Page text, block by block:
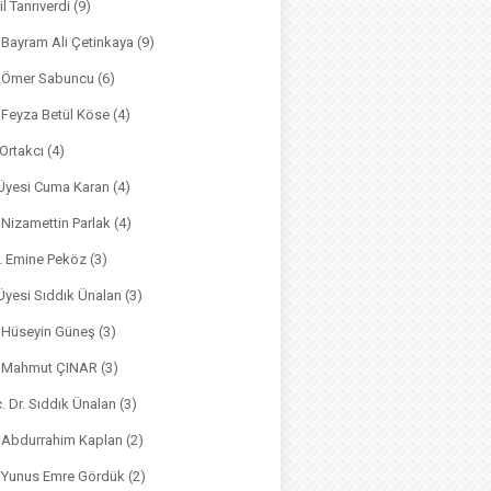
Tanrıverdi (9)
Ali Çetinkaya (9)
Sabuncu (6)
Betül Köse (4)
(4)
Cuma Karan (4)
Parlak (4)
Emine Peköz (3)
Sıddık Ünalan (3)
Güneş (3)
ÇINAR (3)
Dr. Sıddık Ünalan (3)
Kaplan (2)
Emre Gördük (2)